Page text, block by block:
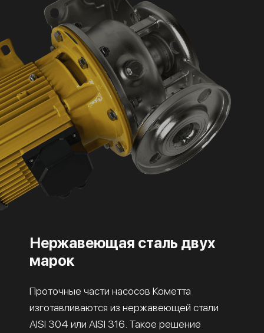
Нержавеющая сталь двух
марок
Проточные части насосов Кометта
изготавливаются из нержавеющей стали
AISI 304 или AISI 316. Такое решение